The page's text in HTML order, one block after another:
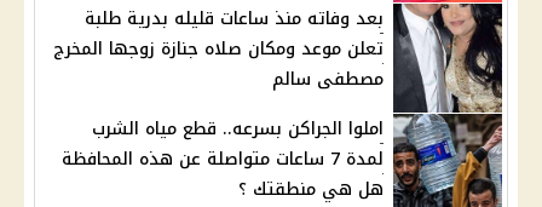
بعد وفاته منذ ساعات قليله بدرية طلبة
تعلن موعد ومكان صلاه جنازة زوجها المخرج
مصطفى سالم
املوا الجراكن بسرعه.. قطع مياه الشرب
لمدة 7 ساعات متواصلة عن هذه المحافظة
هل هي منطقتك ؟